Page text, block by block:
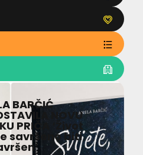
BARČIĆ
NOVU
PRIČA ‘Život
savršeno biti